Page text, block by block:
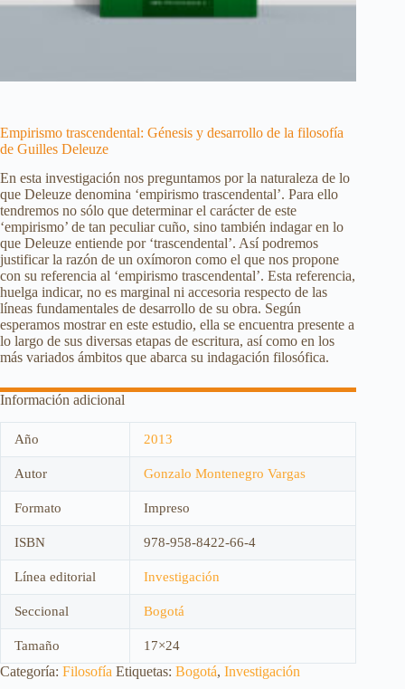
Empirismo trascendental: Génesis y desarrollo de la filosofía
de Guilles Deleuze
En esta investigación nos preguntamos por la naturaleza de lo
que Deleuze denomina ‘empirismo trascendental’. Para ello
tendremos no sólo que determinar el carácter de este
‘empirismo’ de tan peculiar cuño, sino también indagar en lo
que Deleuze entiende por ‘trascendental’. Así podremos
justificar la razón de un oxímoron como el que nos propone
con su referencia al ‘empirismo trascendental’. Esta referencia,
huelga indicar, no es marginal ni accesoria respecto de las
líneas fundamentales de desarrollo de su obra. Según
esperamos mostrar en este estudio, ella se encuentra presente a
lo largo de sus diversas etapas de escritura, así como en los
más variados ámbitos que abarca su indagación filosófica.
Información adicional
Año 2013
Autor Gonzalo Montenegro Vargas
Formato Impreso
ISBN 978-958-8422-66-4
Línea editorial Investigación
Seccional Bogotá
Tamaño 17×24
Categoría: Filosofía Etiquetas: Bogotá, Investigación